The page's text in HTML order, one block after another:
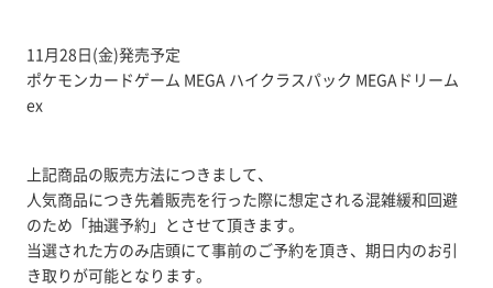
11月28日(金)発売予定
ポケモンカードゲーム MEGA ハイクラスパック MEGAドリーム
ex
上記商品の販売方法につきまして、
人気商品につき先着販売を行った際に想定される混雑緩和回避
のため「抽選予約」とさせて頂きます。
当選された方のみ店頭にて事前のご予約を頂き、期日内のお引
き取りが可能となります。